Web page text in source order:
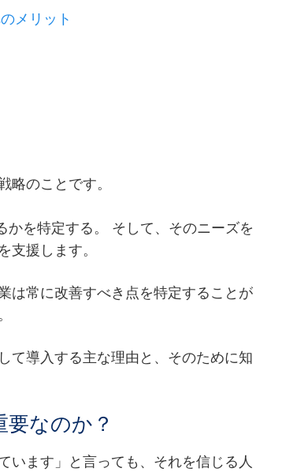
メリット
略のことです。
を特定する。 そして、そのニーズを
支援します。
は常に改善すべき点を特定することが
て導入する主な理由と、そのために知
なのか？
います」と言っても、それを信じる人